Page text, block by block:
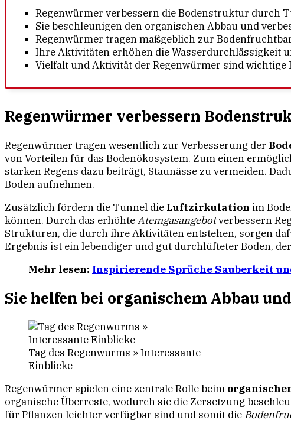
Regenwürmer verbessern die Bodenstruktur durch
Sie beschleunigen den organischen Abbau und
Regenwürmer tragen maßgeblich zur
Ihre Aktivitäten erhöhen die Wasserdurchlässigkeit
Vielfalt und Aktivität der Regenwürmer sind
Regenwürmer verbessern
Regenwürmer tragen wesentlich zur Verbesserung der
von Vorteilen für das Bodenökosystem. Zum einen
starken Regens dazu beiträgt, Staunässe zu vermeiden.
Boden aufnehmen.
Zusätzlich fördern die Tunnel die Luftzirkulation im
können. Durch das erhöhteAtemgasangebotverbessern
Strukturen, die durch ihre Aktivitäten entstehen, sorgen
Ergebnis ist ein lebendiger und gut durchlüfteter Boden,
Mehr lesen: Inspirierende Sprüche Sauberkeit
Sie helfen bei organischem Abbau
Tag des Regenwurms » Interessante
Einblicke
Regenwürmer spielen eine zentrale Rolle beim
organische Überreste, wodurch sie die Zersetzung
für Pflanzen leichter verfügbar sind und somit die